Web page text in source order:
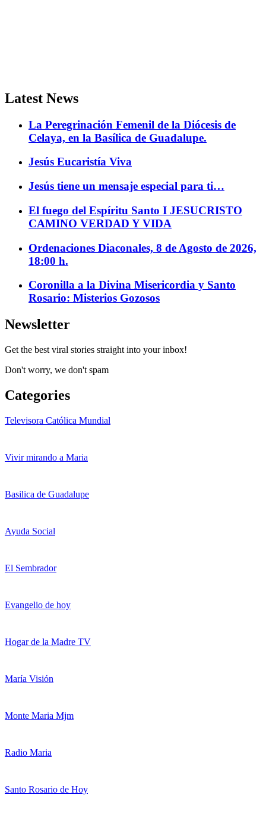
Latest News
La Peregrinación Femenil de la Diócesis de
Celaya, en la Basílica de Guadalupe.
Jesús Eucaristía Viva
Jesús tiene un mensaje especial para ti…
El fuego del Espíritu Santo I JESUCRISTO
CAMINO VERDAD Y VIDA
Ordenaciones Diaconales, 8 de Agosto de 2026,
18:00 h.
Coronilla a la Divina Misericordia y Santo
Rosario: Misterios Gozosos
Newsletter
Get the best viral stories straight into your inbox!
Don't worry, we don't spam
Categories
Televisora Católica Mundial
Vivir mirando a Maria
Basilica de Guadalupe
Ayuda Social
El Sembrador
Evangelio de hoy
Hogar de la Madre TV
María Visión
Monte Maria Mjm
Radio Maria
Santo Rosario de Hoy